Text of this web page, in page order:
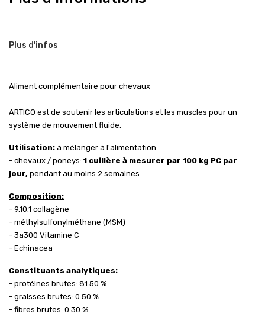
Plus d'infos
Aliment complémentaire pour chevaux
ARTICO est de soutenir les articulations et les muscles pour un
système de mouvement fluide.
Utilisation: à mélanger à l'alimentation:
- chevaux / poneys: 1 cuillère à mesurer par 100 kg PC par
jour, pendant au moins 2 semaines
Composition:
- 9.10.1 collagène
- méthylsulfonylméthane (MSM)
- 3a300 Vitamine C
- Echinacea
Constituants analytiques:
- protéines brutes: 81.50 %
- graisses brutes: 0.50 %
- fibres brutes: 0.30 %